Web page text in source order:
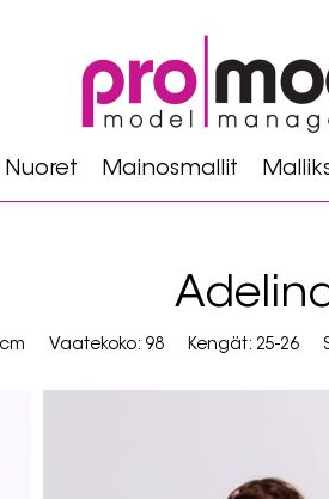
Nuoret Mainosmallit
Vaatekoko: 98 Kengät: 25-26